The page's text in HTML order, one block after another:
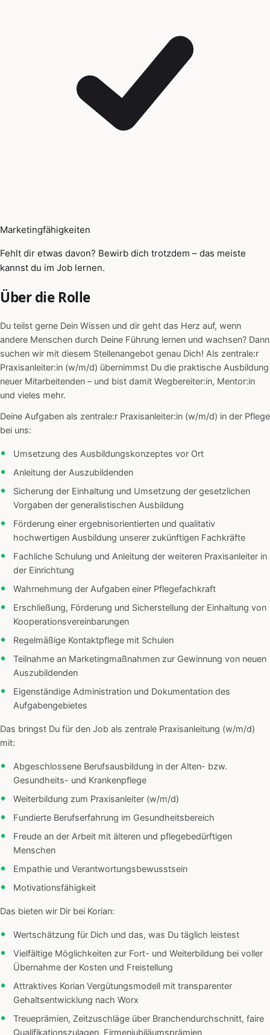
Marketingfähigkeiten
Fehlt dir etwas davon? Bewirb dich trotzdem – das meiste
kannst du im Job lernen.
Über die Rolle
Du teilst gerne Dein Wissen und dir geht das Herz auf, wenn
andere Menschen durch Deine Führung lernen und wachsen? Dann
suchen wir mit diesem Stellenangebot genau Dich! Als zentrale:r
Praxisanleiter:in (w/m/d) übernimmst Du die praktische Ausbildung
neuer Mitarbeitenden – und bist damit Wegbereiter:in, Mentor:in
und vieles mehr.
Deine Aufgaben als zentrale:r Praxisanleiter:in (w/m/d) in der Pflege
bei uns:
Umsetzung des Ausbildungskonzeptes vor Ort
Anleitung der Auszubildenden
Sicherung der Einhaltung und Umsetzung der gesetzlichen
Vorgaben der generalistischen Ausbildung
Förderung einer ergebnisorientierten und qualitativ
hochwertigen Ausbildung unserer zukünftigen Fachkräfte
Fachliche Schulung und Anleitung der weiteren Praxisanleiter in
der Einrichtung
Wahrnehmung der Aufgaben einer Pflegefachkraft
Erschließung, Förderung und Sicherstellung der Einhaltung von
Kooperationsvereinbarungen
Regelmäßige Kontaktpflege mit Schulen
Teilnahme an Marketingmaßnahmen zur Gewinnung von neuen
Auszubildenden
Eigenständige Administration und Dokumentation des
Aufgabengebietes
Das bringst Du für den Job als zentrale Praxisanleitung (w/m/d)
mit:
Abgeschlossene Berufsausbildung in der Alten- bzw.
Gesundheits- und Krankenpflege
Weiterbildung zum Praxisanleiter (w/m/d)
Fundierte Berufserfahrung im Gesundheitsbereich
Freude an der Arbeit mit älteren und pflegebedürftigen
Menschen
Empathie und Verantwortungsbewusstsein
Motivationsfähigkeit
Das bieten wir Dir bei Korian:
Wertschätzung für Dich und das, was Du täglich leistest
Vielfältige Möglichkeiten zur Fort- und Weiterbildung bei voller
Übernahme der Kosten und Freistellung
Attraktives Korian Vergütungsmodell mit transparenter
Gehaltsentwicklung nach Worx
Treueprämien, Zeitzuschläge über Branchendurchschnitt, faire
Qualifikationszulagen, Firmenjubiläumsprämien